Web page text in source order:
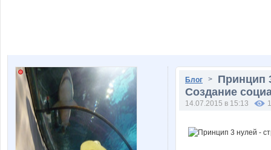
Блог > Принцип
Создание
14.07.2015 в 15:13